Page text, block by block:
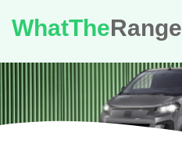
WhatTheRange